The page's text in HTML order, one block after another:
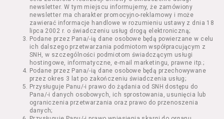
Kurs – zajęcia organizowane przez
Organizatora będące przedsięwzięciem o
charakterze edukacyjnym;
Bilety – dokumenty potwierdzające zawarcie
umowy z Usługodawcą i uprawniające do
wzięcia udziału w Seansie lub w części
określonego Wydarzenia;
Karnety – zestaw określonej liczby Biletów na
poszczególne części danego Wydarzenia lub
na całe Wydarzenie, przewidziany dla danego
Wydarzenia przez Usługodawcę;
newsletter. W tym miejscu informujemy, że zamówiony
newsletter ma charakter promocyjno-reklamowy i może
zawierać informacje handlowe w rozumieniu ustawy z dnia 18
lipca 2002 r. o świadczeniu usług drogą elektroniczną;
Podane przez Pana/-ią dane osobowe będą powierzane w celu
ich dalszego przetwarzania podmiotom współpracującym z
SNH, w szczególności podmiotom świadczącym usługi
hostingowe, informatyczne, e-mail marketingu, prawne itp.;
Podane przez Pana/-ią dane osobowe będą przechowywane
przez okres 3 lat po zakończeniu świadczenia usług;
Przysługuje Panu/-i prawo do żądania od SNH dostępu do
Pana/-i danych osobowych, ich sprostowania, usunięcia lub
ograniczenia przetwarzania oraz prawo do przenoszenia
danych;